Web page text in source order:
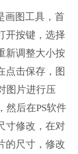
画图工具，首
开按键，选择
新调整大小按
点击保存，图
图片进行压
然后在PS软件
寸修改，在对
的尺寸，修改